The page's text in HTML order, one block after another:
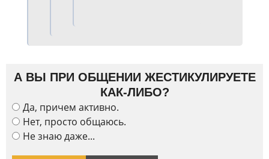
А ВЫ ПРИ ОБЩЕНИИ ЖЕСТИКУЛИРУЕТЕ
КАК-ЛИБО?
Да, причем активно.
Нет, просто общаюсь.
Не знаю даже...